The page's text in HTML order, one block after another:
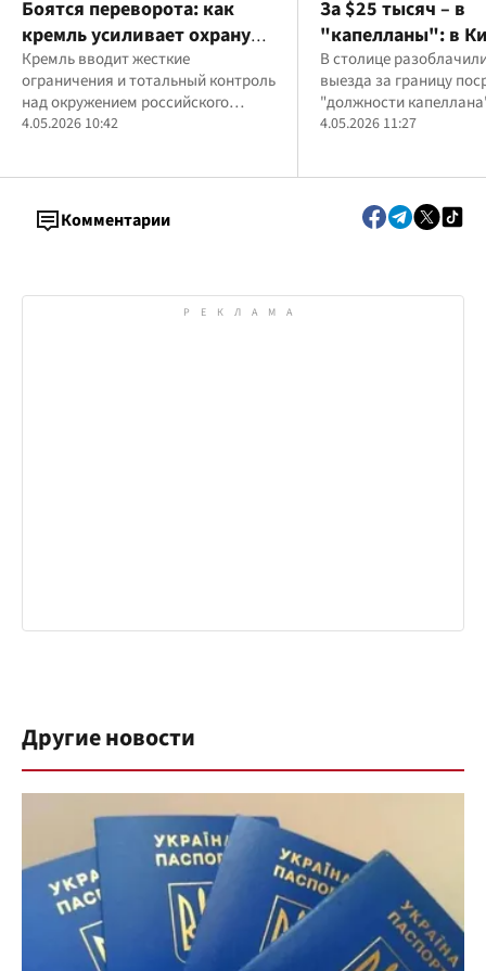
Боятся переворота: как
кремль усиливает охрану
путина и вводит тотальный
контроль
Кремль вводит жесткие
ограничения и тотальный контроль
над окружением российского
диктатора из-за опасений
4.05.2026 10:42
За $25 тысяч – в
"капелланы": в
разоблачили
бронирования
уклонения от
В столице
выезда за границу
"должности
4.05.2026 11:27
Комментарии
Другие новости